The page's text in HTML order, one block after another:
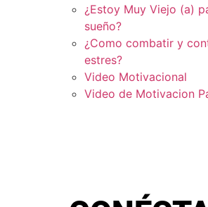
¿Estoy Muy Viejo (a)
sueño?
¿Como combatir y
estres?
Video Motivacional
Video de Motivacion